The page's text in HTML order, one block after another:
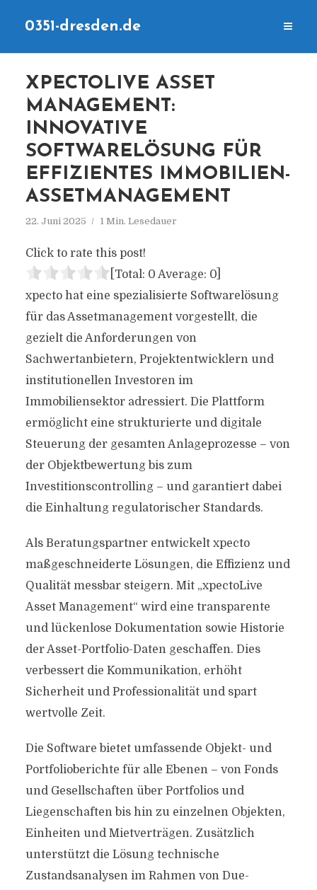
0351-dresden.de
XPECTOLIVE ASSET
MANAGEMENT:
INNOVATIVE
SOFTWARELÖSUNG FÜR
EFFIZIENTES IMMOBILIEN-
ASSETMANAGEMENT
22. Juni 2025 1 Min. Lesedauer
Click to rate this post!
[Total: 0 Average: 0]
xpecto hat eine spezialisierte Softwarelösung
für das Assetmanagement vorgestellt, die
gezielt die Anforderungen von
Sachwertanbietern, Projektentwicklern und
institutionellen Investoren im
Immobiliensektor adressiert. Die Plattform
ermöglicht eine strukturierte und digitale
Steuerung der gesamten Anlageprozesse – von
der Objektbewertung bis zum
Investitionscontrolling – und garantiert dabei
die Einhaltung regulatorischer Standards.
Als Beratungspartner entwickelt xpecto
maßgeschneiderte Lösungen, die Effizienz und
Qualität messbar steigern. Mit „xpectoLive
Asset Management“ wird eine transparente
und lückenlose Dokumentation sowie Historie
der Asset-Portfolio-Daten geschaffen. Dies
verbessert die Kommunikation, erhöht
Sicherheit und Professionalität und spart
wertvolle Zeit.
Die Software bietet umfassende Objekt- und
Portfolioberichte für alle Ebenen – von Fonds
und Gesellschaften über Portfolios und
Liegenschaften bis hin zu einzelnen Objekten,
Einheiten und Mietverträgen. Zusätzlich
unterstützt die Lösung technische
Zustandsanalysen im Rahmen von Due-